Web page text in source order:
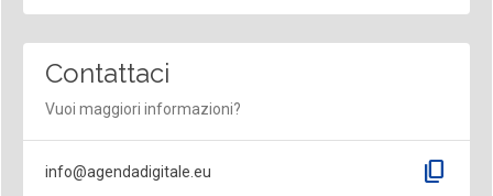
Contattaci
Vuoi maggiori informazioni?
info@agendadigitale.eu content_copy